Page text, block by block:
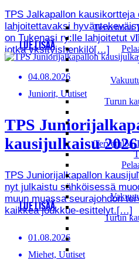
Tervetuloa
Turun
Tervetuloa
Turun
TPS Jalkapallon
lahjoitettavaksi
on Tukenasi ry:lle lahjoitetut
jotka yksityishenkilö[…]
LUE LISÄÄ
04.08.2026
Juniorit, Uutiset
TPS
kausijulkaisu
TPS Juniorijalkapallon
nyt julkaistu sähköisessä
muun muassa seurajohdon
kaikkea joukkue-esittelyt.[…]
LUE LISÄÄ
01.08.2026
Miehet, Uutiset